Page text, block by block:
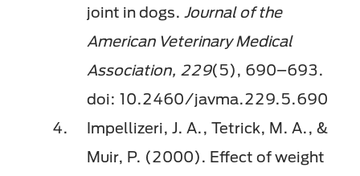
joint in dogs. Journal of the
American Veterinary Medical
Association, 229(5), 690–693.
doi: 10.2460/javma.229.5.690
Impellizeri, J. A., Tetrick, M. A., &
Muir, P. (2000). Effect of weight